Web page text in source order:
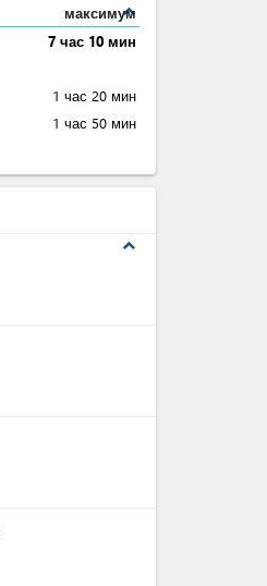
expand_less
максимум
7 час 10 мин
1 час 20 мин
1 час 50 мин
expand_less